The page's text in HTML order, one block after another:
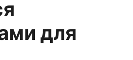
для